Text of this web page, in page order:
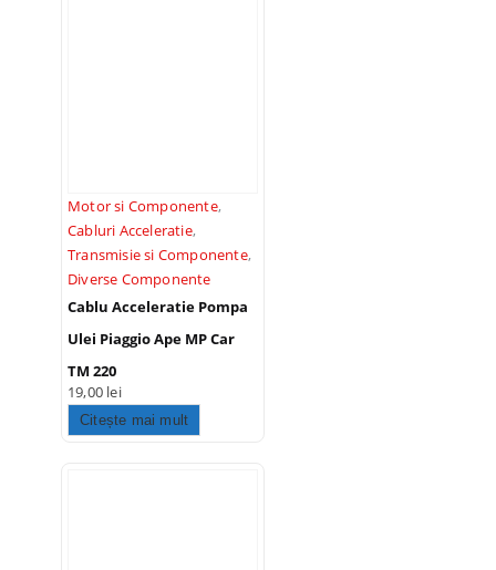
Motor si Componente,
Cabluri Acceleratie,
Transmisie si Componente,
Diverse Componente
Cablu Acceleratie Pompa
Ulei Piaggio Ape MP Car
TM 220
19,00 lei
Citește mai mult